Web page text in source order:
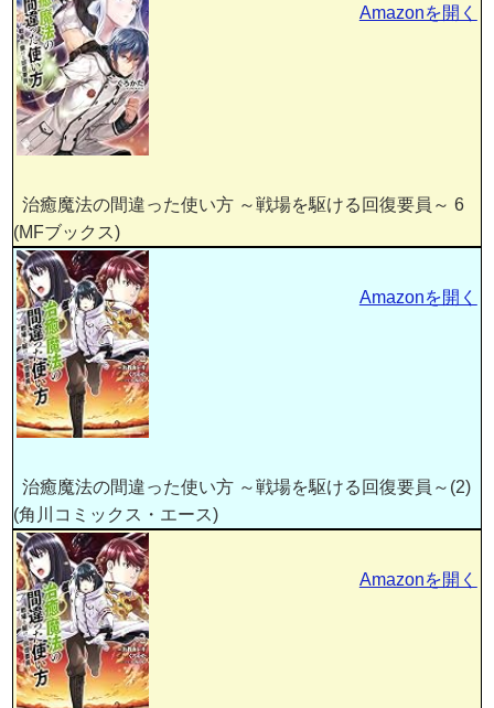
治癒魔法の間違った使い方 ～戦場を駆ける回復要員～ 6
(MFブックス)
Amazonを開く
治癒魔法の間違った使い方 ～戦場を駆ける回復要員～(2)
(角川コミックス・エース)
Amazonを開く
Amazonを開く